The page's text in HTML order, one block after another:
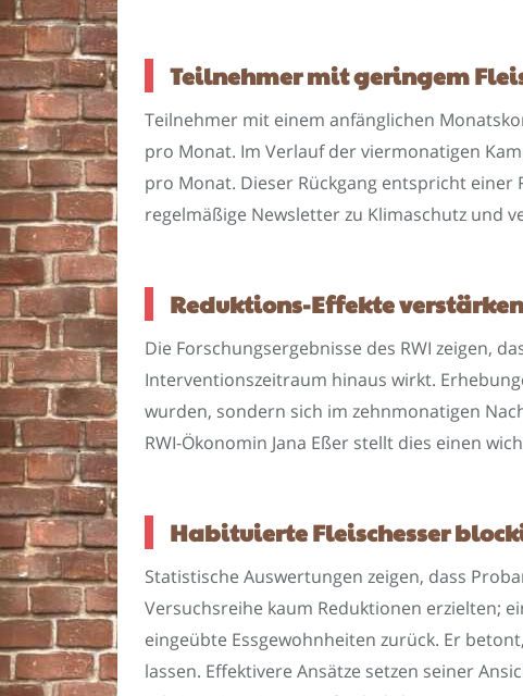
Teilnehmer mit geringem
Teilnehmer mit einem anfänglichen
pro Monat. Im Verlauf der viermonatigen
pro Monat. Dieser Rückgang entspricht
regelmäßige Newsletter zu Klimaschutz und
Reduktions-Effekte
Die Forschungsergebnisse des RWI zeigen,
Interventionszeitraum hinaus wirkt.
wurden, sondern sich im zehnmonatigen
RWI-Ökonomin Jana Eßer stellt dies einen
Habituierte Fleischesser
Statistische Auswertungen zeigen, dass
Versuchsreihe kaum Reduktionen erzielten;
eingeübte Essgewohnheiten zurück. Er
lassen. Effektivere Ansätze setzen seiner